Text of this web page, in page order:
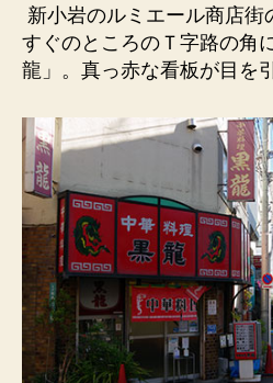
料
理
「黒
龍」）
ト
た
っ
ぷ
り。
歴
史
を
感
新小岩のルミエール商店街
すぐのところのＴ字路の角
龍」。真っ赤な看板が目を